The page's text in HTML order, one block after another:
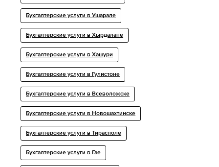
Бухгалтерские услуги в Ушарале
Бухгалтерские услуги в Хырдалане
Бухгалтерские услуги в Хашури
Бухгалтерские услуги в Гулистоне
Бухгалтерские услуги в Всеволожске
Бухгалтерские услуги в Новошахтинске
Бухгалтерские услуги в Тирасполе
Бухгалтерские услуги в Гае